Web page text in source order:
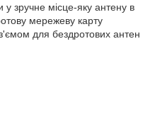
зручне місце-яку антену в
мережеву карту
для бездротових антен